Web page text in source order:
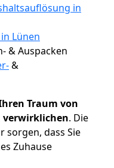
in
Lünen
& Auspacken
&
Traum von
verwirklichen. Die
sorgen, dass Sie
Zuhause